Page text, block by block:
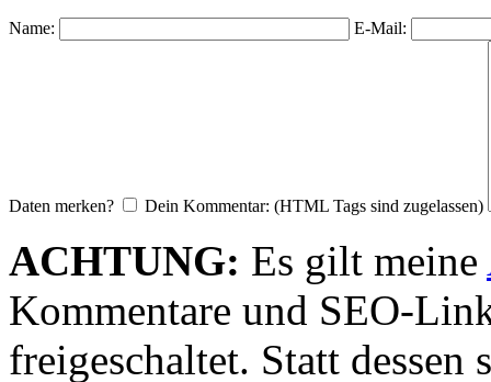
Name: E-Mail:
Daten merken? Dein Kommentar: (HTML Tags sind zugelassen)
ACHTUNG: Es gilt meine
Kommentare und SEO-
freigeschaltet. Statt dessen